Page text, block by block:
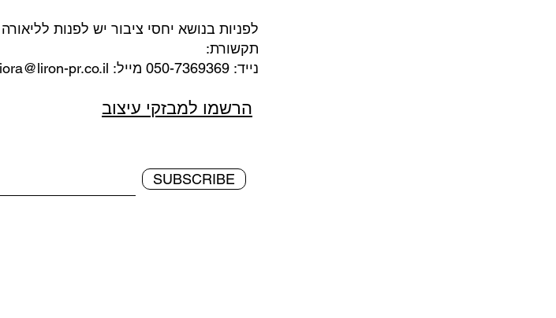
לפניות בנושא יחסי ציבור יש לפנות
תקשורת:
נייד: 050-7369369 מייל:
pr.co.il
הרשמו למבזקי עיצוב
SUBSCRIBE